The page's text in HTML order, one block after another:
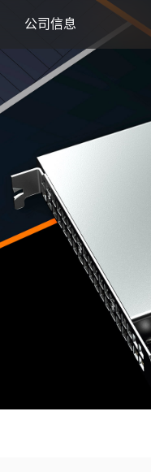
AI 模组
专业视觉加速卡
MTT S50
云原生
KUAE 云原生套件
公司信息